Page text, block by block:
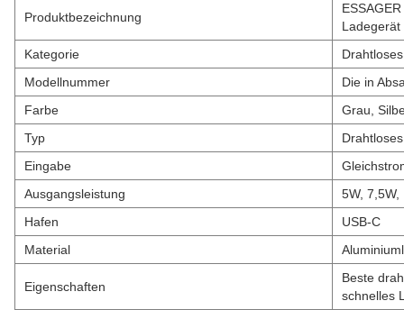
Produktbezeichnung
Kategorie
Modellnummer
Die in
Farbe
Grau,
Typ
Eingabe
Ausgangsleistung
5W, 7,5W,
Hafen
USB-C
Material
Eigenschaften
Beste
schnelles